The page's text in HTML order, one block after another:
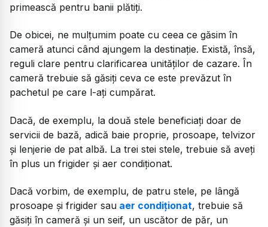
primească pentru banii plătiți.
De obicei, ne mulțumim poate cu ceea ce găsim în
cameră atunci când ajungem la destinație. Există, însă,
reguli clare pentru clarificarea unităților de cazare. În
cameră trebuie să găsiți ceva ce este prevăzut în
pachetul pe care l-ați cumpărat.
Dacă, de exemplu, la două stele beneficiați doar de
servicii de bază, adică baie proprie, prosoape, telvizor
și lenjerie de pat albă. La trei stei stele, trebuie să aveți
în plus un frigider și aer condiționat.
Dacă vorbim, de exemplu, de patru stele, pe lângă
prosoape și frigider sau aer condiționat, trebuie să
găsiți în cameră și un seif, un uscător de păr, un